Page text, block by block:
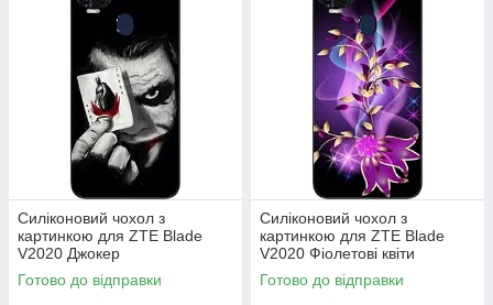
Силіконовий чохол з
картинкою для ZTE Blade
V2020 Джокер
Готово до відправки
Силіконовий чохол з
картинкою для ZTE Blade
V2020 Фіолетові квіти
Готово до відправки